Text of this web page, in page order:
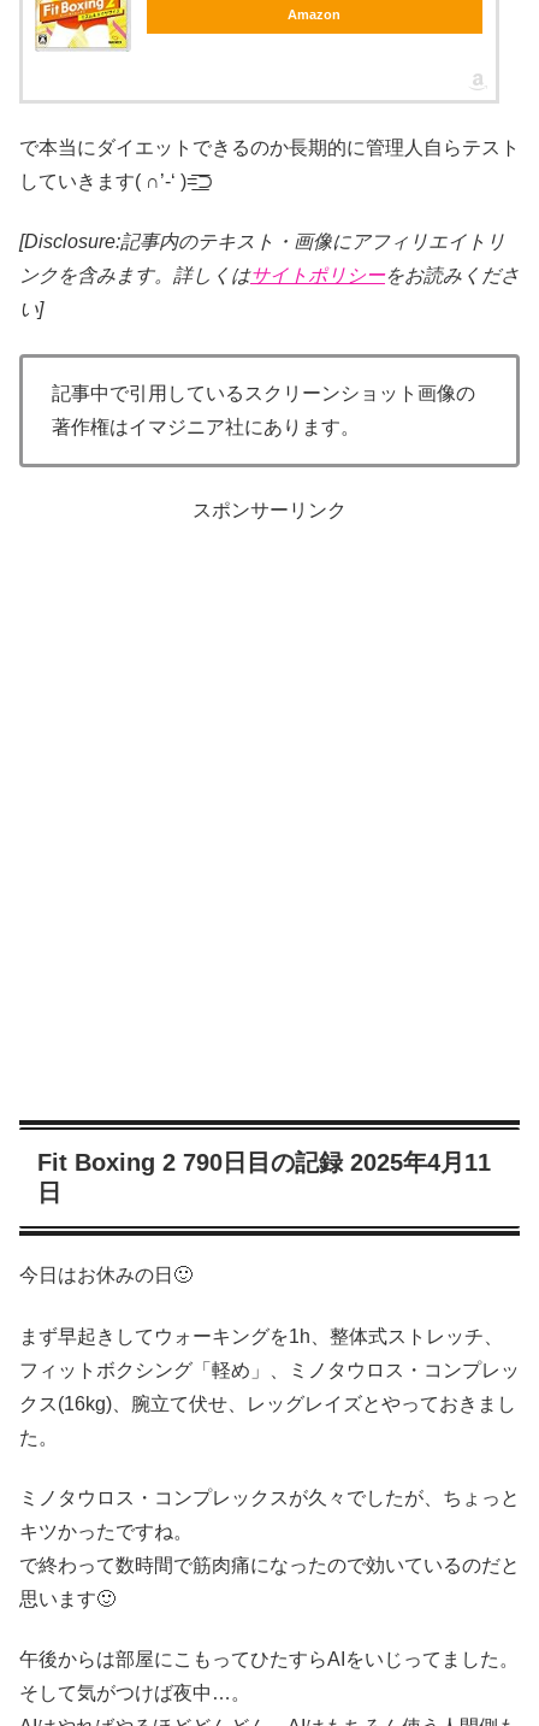
Amazon
で本当にダイエットできるのか長期的に管理人自らテスト
していきます( ∩’-‘ )=͟͟͞͞⊃
[Disclosure:記事内のテキスト・画像にアフィリエイトリ
ンクを含みます。詳しくはサイトポリシーをお読みくださ
い]
記事中で引用しているスクリーンショット画像の
著作権はイマジニア社にあります。
スポンサーリンク
Fit Boxing 2 790日目の記録 2025年4月11
日
今日はお休みの日🙂
まず早起きしてウォーキングを1h、整体式ストレッチ、
フィットボクシング「軽め」、ミノタウロス・コンプレッ
クス(16kg)、腕立て伏せ、レッグレイズとやっておきまし
た。
ミノタウロス・コンプレックスが久々でしたが、ちょっと
キツかったですね。
で終わって数時間で筋肉痛になったので効いているのだと
思います🙂
午後からは部屋にこもってひたすらAIをいじってました。
そして気がつけば夜中…。